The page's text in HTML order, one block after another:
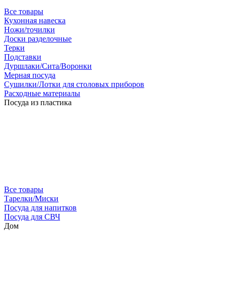
Все товары
Кухонная навеска
Ножи/точилки
Доски разделочные
Терки
Подставки
Дуршлаки/Сита/Воронки
Мерная посуда
Сушилки/Лотки для столовых приборов
Расходные материалы
Посуда из пластика
Все товары
Тарелки/Миски
Посуда для напитков
Посуда для СВЧ
Дом